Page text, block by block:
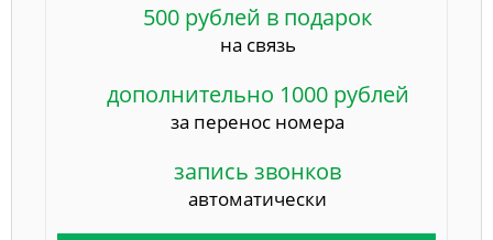
500 рублей в подарок
на связь
дополнительно 1000 рублей
за перенос номера
запись звонков
автоматически